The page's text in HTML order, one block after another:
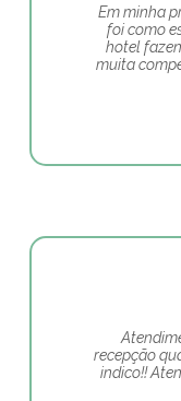
Em minha
foi como
hotel
muita
recepção
indico!!